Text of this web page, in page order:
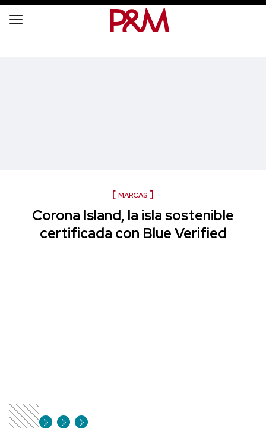
MARCAS
Corona Island, la isla sostenible
certificada con Blue Verified